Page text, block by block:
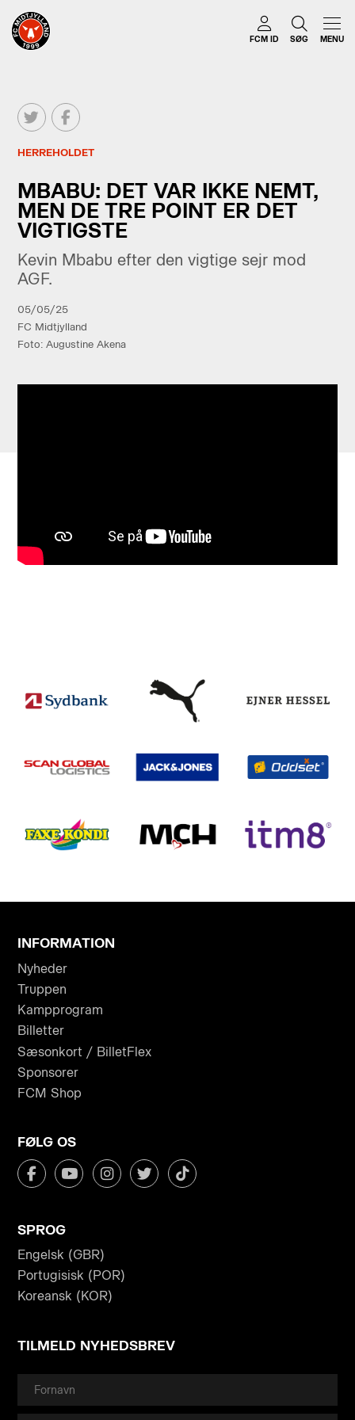
FCM ID SØG MENU
HERREHOLDET
MBABU: DET VAR IKKE NEMT,
MEN DE TRE POINT ER DET
VIGTIGSTE
Kevin Mbabu efter den vigtige sejr mod
AGF.
05/05/25
FC Midtjylland
Foto: Augustine Akena
INFORMATION
Nyheder
Truppen
Kampprogram
Billetter
Sæsonkort / BilletFlex
Sponsorer
FCM Shop
FØLG OS
SPROG
Engelsk (GBR)
Portugisisk (POR)
Koreansk (KOR)
TILMELD NYHEDSBREV